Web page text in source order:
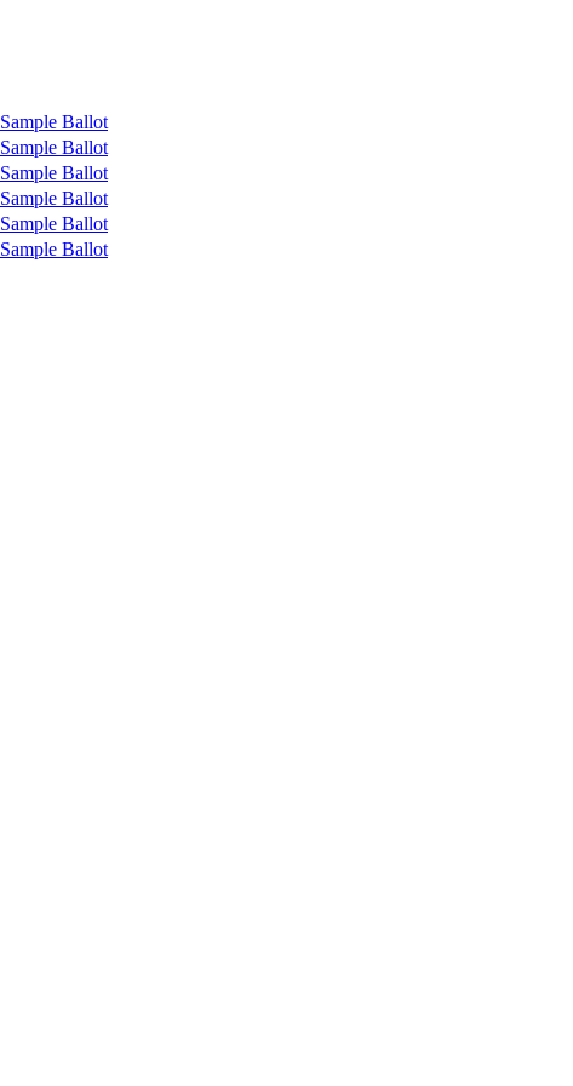
Sample Ballot
Sample Ballot
Sample Ballot
Sample Ballot
Sample Ballot
Sample Ballot